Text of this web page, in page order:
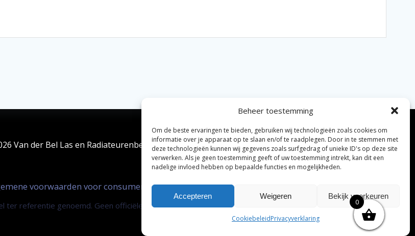
Beheer toestemming
Om de beste ervaringen te bieden, gebruiken wij technologieën zoals cookies om
informatie over je apparaat op te slaan en/of te raadplegen. Door in te stemmen met
deze technologieën kunnen wij gegevens zoals surfgedrag of unieke ID's op deze site
verwerken. Als je geen toestemming geeft of uw toestemming intrekt, kan dit een
nadelige invloed hebben op bepaalde functies en mogelijkheden.
Accepteren Weigeren Bekijk voorkeuren
CookiebeleidPrivacyverklaring
Van der Bel Las en Radiateurenbedrijf.
voorwaarden voor consumenten| Zakelijke algemene voorwaarden
ter referentie genoemd. Geen officiële samenwerking tenzij anders vermeld. 0